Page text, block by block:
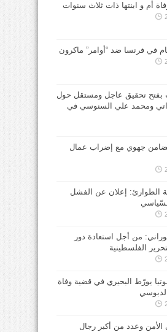
أم و ابنتها ذات ثلاث سنوات
في فرنسا ضد “أوامر” ماكرون
بفتح تحقيق عاجل ومستقل حول
ومحمد علي السنوسي في
جهوي مع إضراب عمال
الطوارئ: إعلان عن الفشل
من أجل استعادة دور
الفلسطينية
يورّط البحيري في قضية وفاة
الدبوسي
الأمن وعدد من أكبر رجال